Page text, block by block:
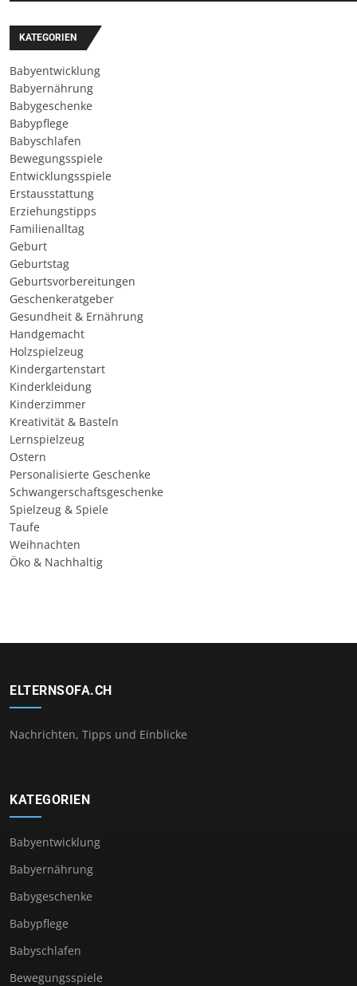
KATEGORIEN
Babyentwicklung
Babyernährung
Babygeschenke
Babypflege
Babyschlafen
Bewegungsspiele
Entwicklungsspiele
Erstausstattung
Erziehungstipps
Familienalltag
Geburt
Geburtstag
Geburtsvorbereitungen
Geschenkeratgeber
Gesundheit & Ernährung
Handgemacht
Holzspielzeug
Kindergartenstart
Kinderkleidung
Kinderzimmer
Kreativität & Basteln
Lernspielzeug
Ostern
Personalisierte Geschenke
Schwangerschaftsgeschenke
Spielzeug & Spiele
Taufe
Weihnachten
Öko & Nachhaltig
ELTERNSOFA.CH
Nachrichten, Tipps und Einblicke
KATEGORIEN
Babyentwicklung
Babyernährung
Babygeschenke
Babypflege
Babyschlafen
Bewegungsspiele